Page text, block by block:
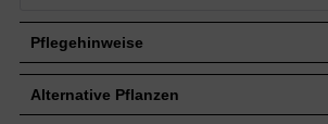
Pflegehinweise
Pflanz- und Pflegetipps Pinus
Alternative Pflanzen